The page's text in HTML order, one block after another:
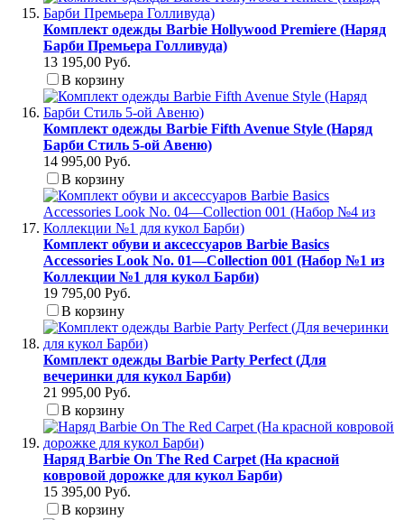
Комплект одежды Barbie Hollywood Premiere (Наряд
Барби Премьера Голливуда)
13 195,00 Руб.
В корзину
Комплект одежды Barbie Fifth Avenue Style (Наряд
Барби Стиль 5-ой Авеню)
14 995,00 Руб.
В корзину
Комплект обуви и аксессуаров Barbie Basics
Accessories Look No. 01—Collection 001 (Набор №1 из
Коллекции №1 для кукол Барби)
19 795,00 Руб.
В корзину
Комплект одежды Barbie Party Perfect (Для
вечеринки для кукол Барби)
21 995,00 Руб.
В корзину
Наряд Barbie On The Red Carpet (На красной
ковровой дорожке для кукол Барби)
15 395,00 Руб.
В корзину